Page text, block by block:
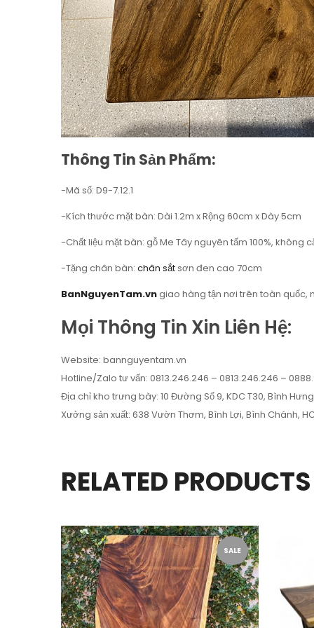
Thông Tin Sản Phẩm:
-Mã số: D9-7.12.1
-Kích thước mặt bàn: Dài 1.2m x Rộng 60cm x Dày 5cm
-Chất liệu mặt bàn: gỗ Me Tây nguyên tấm 100%, không
-Tặng chân bàn: chân sắtsơn đen cao 70cm
BanNguyenTam.vngiao hàng tận nơi trên toàn quốc,
Mọi Thông Tin Xin Liên Hệ:
Website: bannguyentam.vn
Hotline/Zalo tư vấn: 0813.246.246 – 0813.246.246 –
Địa chỉ kho trưng bày: 10 Đường Số 9, KDC T30, Bình
Xưởng sản xuất: 638 Vườn Thơm, Bình Lợi, Bình Chánh,
RELATED PRODUCTS
SALE